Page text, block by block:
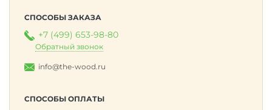
СПОСОБЫ ЗАКАЗА
+7 (499) 653-98-80
Обратный звонок
info@the-wood.ru
СПОСОБЫ ОПЛАТЫ